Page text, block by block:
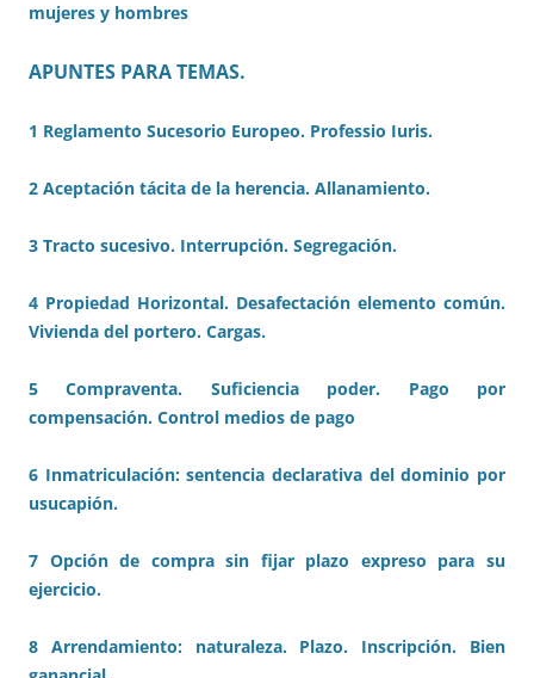
mujeres y hombres
APUNTES PARA TEMAS.
1 Reglamento Sucesorio Europeo. Professio Iuris.
2 Aceptación tácita de la herencia. Allanamiento.
3 Tracto sucesivo. Interrupción. Segregación.
4 Propiedad Horizontal. Desafectación elemento común.
Vivienda del portero. Cargas.
5 Compraventa. Suficiencia poder. Pago por
compensación. Control medios de pago
6 Inmatriculación: sentencia declarativa del dominio por
usucapión.
7 Opción de compra sin fijar plazo expreso para su
ejercicio.
8 Arrendamiento: naturaleza. Plazo. Inscripción. Bien